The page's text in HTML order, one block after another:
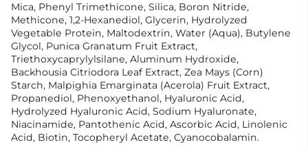
Mica, Phenyl Trimethicone, Silica, Boron Nitride,
Methicone, 1,2-Hexanediol, Glycerin, Hydrolyzed
Vegetable Protein, Maltodextrin, Water (Aqua), Butylene
Glycol, Punica Granatum Fruit Extract,
Triethoxycaprylylsilane, Aluminum Hydroxide,
Backhousia Citriodora Leaf Extract, Zea Mays (Corn)
Starch, Malpighia Emarginata (Acerola) Fruit Extract,
Propanediol, Phenoxyethanol, Hyaluronic Acid,
Hydrolyzed Hyaluronic Acid, Sodium Hyaluronate,
Niacinamide, Pantothenic Acid, Ascorbic Acid, Linolenic
Acid, Biotin, Tocopheryl Acetate, Cyanocobalamin.